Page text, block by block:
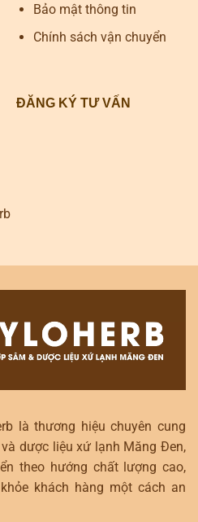
Bảo mật thông tin
Chính sách vận chuyển
ĐĂNG KÝ TƯ VẤN
là thương hiệu chuyên cung
dược liệu xứ lạnh Măng Đen,
theo hướng chất lượng cao,
khách hàng một cách an